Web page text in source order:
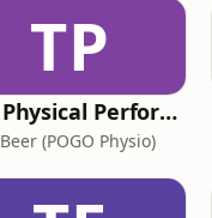
TP
The Physical Performance Show
(POGO Physio)